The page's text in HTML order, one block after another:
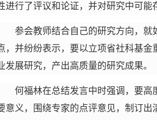
进行了评议和论证，并对研究中可能
参会教师结合自己的研究方向，
，并纷纷表示，要以立项省社科基
发展研究，产出高质量的研究成果。
何福林在总结发言中时强调，要
意义，围绕专家的点评意见，制订